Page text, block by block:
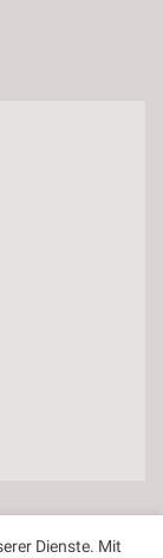
Dienste. Mit